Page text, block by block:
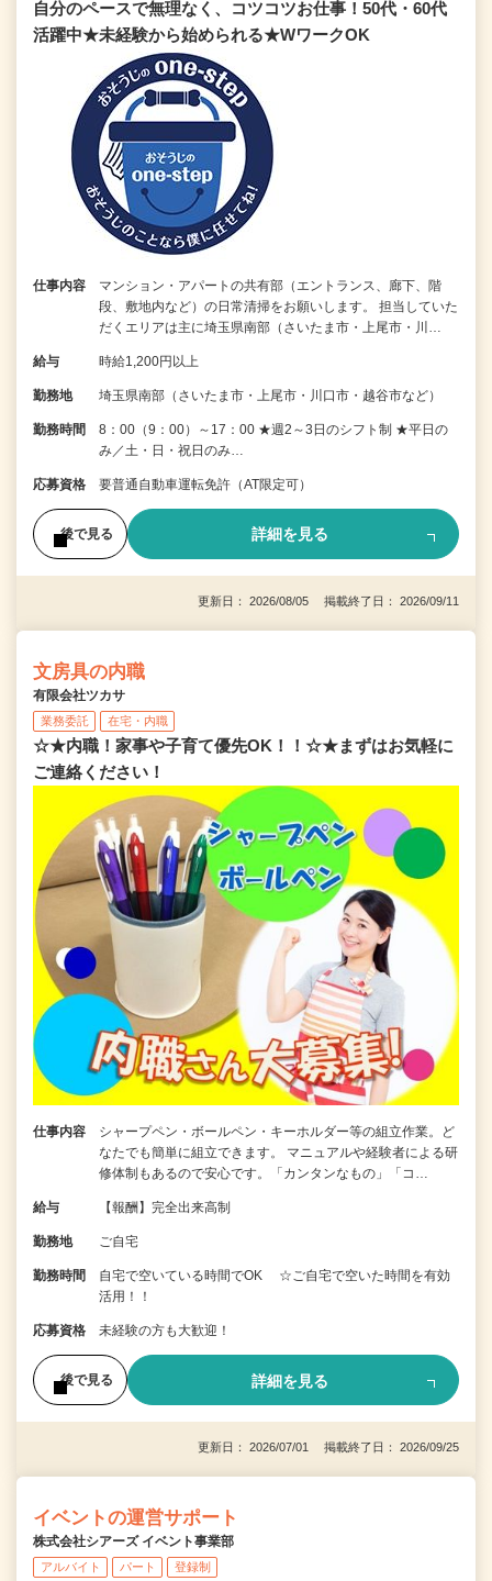
自分のペースで無理なく、コツコツお仕事！50代・60代
活躍中★未経験から始められる★WワークOK
仕事内容
マンション・アパートの共有部（エントランス、廊下、階
段、敷地内など）の日常清掃をお願いします。 担当していた
だくエリアは主に埼玉県南部（さいたま市・上尾市・川…
給与 時給1,200円以上
勤務地 埼玉県南部（さいたま市・上尾市・川口市・越谷市など）
勤務時間
8：00（9：00）～17：00 ★週2～3日のシフト制 ★平日の
み／土・日・祝日のみ…
応募資格 要普通自動車運転免許（AT限定可）
後で見る 詳細を見る
更新日： 2026/08/05 掲載終了日： 2026/09/11
文房具の内職
有限会社ツカサ
業務委託 在宅・内職
☆★内職！家事や子育て優先OK！！☆★まずはお気軽に
ご連絡ください！
仕事内容
シャープペン・ボールペン・キーホルダー等の組立作業。ど
なたでも簡単に組立できます。 マニュアルや経験者による研
修体制もあるので安心です。「カンタンなもの」「コ…
給与 【報酬】完全出来高制
勤務地 ご自宅
勤務時間
自宅で空いている時間でOK ☆ご自宅で空いた時間を有効
活用！！
応募資格 未経験の方も大歓迎！
後で見る 詳細を見る
更新日： 2026/07/01 掲載終了日： 2026/09/25
イベントの運営サポート
株式会社シアーズ イベント事業部
アルバイト パート 登録制